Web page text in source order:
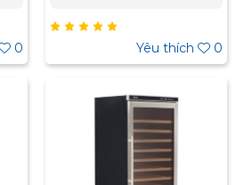
0
nhất cho dự án. Miền
Bắc : 0989 310 979 -
0973 106 269 Miền Nam:
332 980
Yêu thích 0